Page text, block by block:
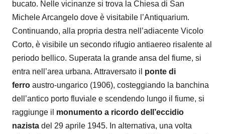
bucato. Nelle vicinanze si trova la Chiesa di San
Michele Arcangelo dove è visitabile l’Antiquarium.
Continuando, alla propria destra nell’adiacente Vicolo
Corto, è visibile un secondo rifugio antiaereo risalente al
periodo bellico. Superata la grande ansa del fiume, si
entra nell’area urbana. Attraversato il ponte di
ferro austro-ungarico (1906), costeggiando la banchina
dell’antico porto fluviale e scendendo lungo il fiume, si
raggiunge il monumento a ricordo dell’eccidio
nazista del 29 aprile 1945. In alternativa, una volta